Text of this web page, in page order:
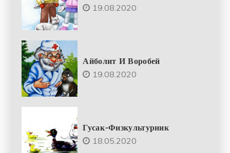
19.08.2020
Айболит И Воробей
19.08.2020
Гусак-Физкультурник
18.05.2020